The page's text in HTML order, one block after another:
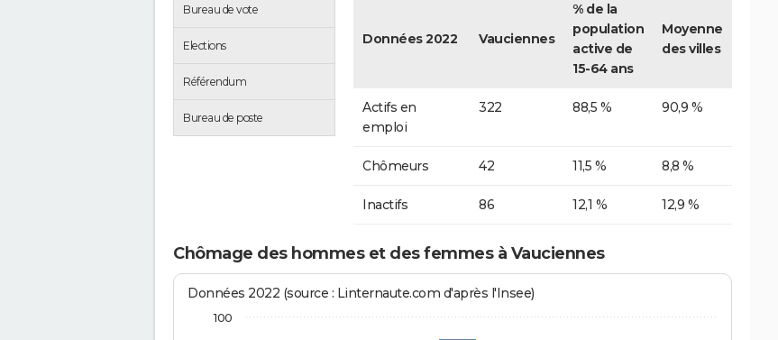
Bureau de vote
Elections
Référendum
Bureau de poste
Données 2022 Vauciennes
% de la
population
active de
15-64 ans
Moyenne
des villes
Actifs en
emploi
322 88,5 % 90,9 %
Chômeurs 42 11,5 % 8,8 %
Inactifs 86 12,1 % 12,9 %
Chômage des hommes et des femmes à Vauciennes
Données 2022 (source : Linternaute.com d'après l'Insee)
100